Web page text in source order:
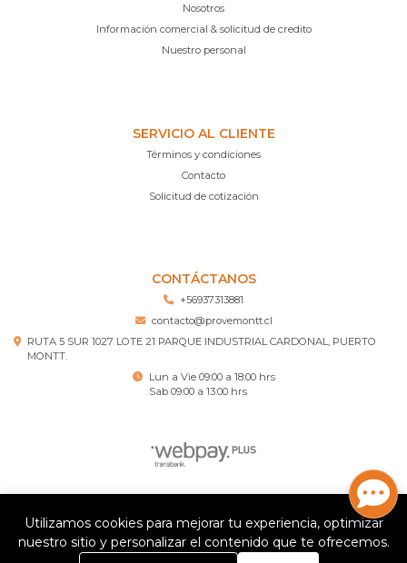
Nosotros
Información comercial & solicitud de credito
Nuestro personal
SERVICIO AL CLIENTE
Términos y condiciones
Contacto
Solicitud de cotización
CONTÁCTANOS
+56937313881
contacto@provemontt.cl
RUTA 5 SUR 1027 LOTE 21 PARQUE INDUSTRIAL CARDONAL, PUERTO
MONTT.
Lun a Vie 09:00 a 18:00 hrs
Sab 09:00 a 13:00 hrs
Provemontt – Ferretería Puerto Montt © 2026
¿Te gusta mi tienda? Yo vendo conBsale
Utilizamos cookies para mejorar tu experiencia, optimizar
nuestro sitio y personalizar el contenido que te ofrecemos.